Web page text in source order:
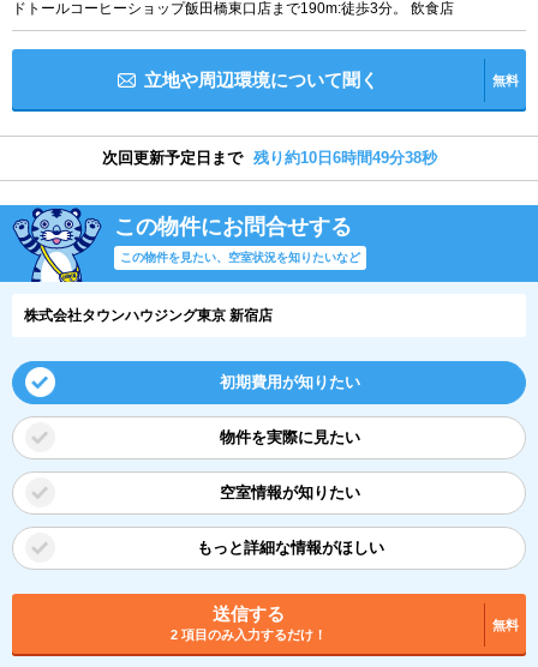
ドトールコーヒーショップ飯田橋東口店まで190m:徒歩3分。 飲食店
立地や周辺環境について聞く 無料
次回更新予定日まで 残り約10日6時間49分37秒
この物件にお問合せする
この物件を見たい、空室状況を知りたいなど
株式会社タウンハウジング東京 新宿店
初期費用が知りたい
物件を実際に見たい
空室情報が知りたい
もっと詳細な情報がほしい
送信する
2 項目のみ入力するだけ！
無料